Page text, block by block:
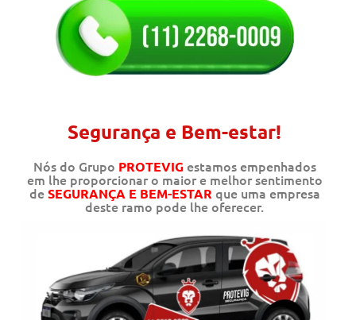
Segurança e Bem-estar!
Nós do Grupo PROTEVIGestamos empenhados
em lhe proporcionar o maior e melhor sentimento
deSEGURANÇA E BEM-ESTAR que uma empresa
deste ramo pode lhe oferecer.